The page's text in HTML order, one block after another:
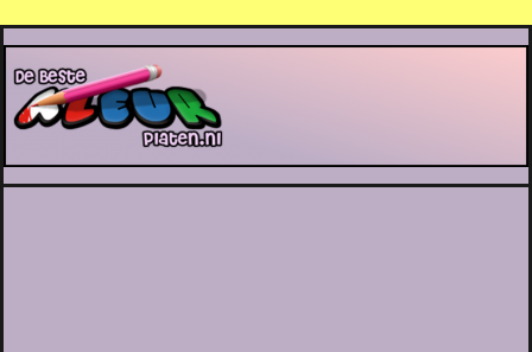
De Beste Kleurplaten